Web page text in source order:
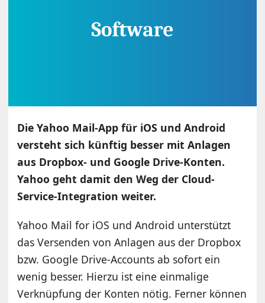
Die Yahoo Mail-App für iOS und Android
versteht sich künftig besser mit Anlagen
aus Dropbox- und Google Drive-Konten.
Yahoo geht damit den Weg der Cloud-
Service-Integration weiter.
Yahoo Mail for iOS und Android unterstützt
das Versenden von Anlagen aus der Dropbox
bzw. Google Drive-Accounts ab sofort ein
wenig besser. Hierzu ist eine einmalige
Verknüpfung der Konten nötig. Ferner können